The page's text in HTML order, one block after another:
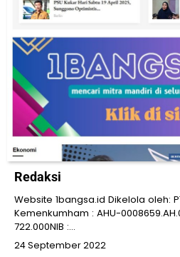
Redaksi
Website 1bangsa.id Dikelola oleh:
Kemenkumham : AHU-
722.000NIB :…
24 September 2022